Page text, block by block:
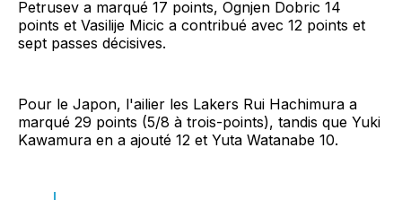
Petrusev a marqué 17 points, Ognjen Dobric 14
points et Vasilije Micic a contribué avec 12 points et
sept passes décisives.
Pour le Japon, l'ailier les Lakers Rui Hachimura a
marqué 29 points (5/8 à trois-points), tandis que Yuki
Kawamura en a ajouté 12 et Yuta Watanabe 10.